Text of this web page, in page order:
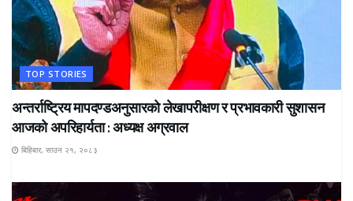
TOP STORIES
अन्तर्राष्ट्रिय मापदण्डअनुसारको लेखापरीक्षण र प्रभावकारी सुशासन
आजको अपरिहार्यता : अध्यक्ष अग्रवाल
बिहिबार, साउन २१, २०८३